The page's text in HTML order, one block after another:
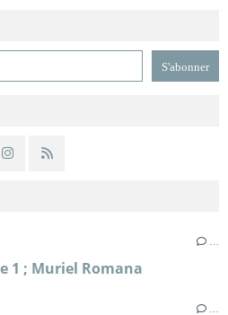
1 ; Muriel Romana